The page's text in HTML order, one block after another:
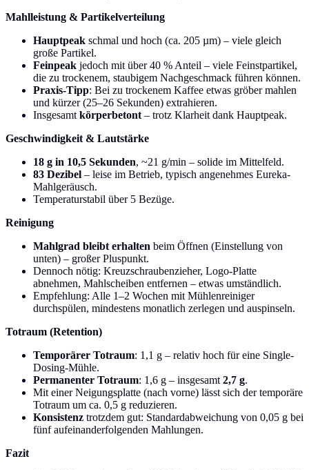
Mahlleistung & Partikelverteilung
Hauptpeak schmal und hoch (ca. 205 µm) – viele gleich
große Partikel.
Feinpeak jedoch mit über 40 % Anteil – viele Feinstpartikel,
die zu trockenem, staubigem Nachgeschmack führen können.
Praxis-Tipp: Bei zu trockenem Kaffee etwas gröber mahlen
und kürzer (25–26 Sekunden) extrahieren.
Insgesamt körperbetont – trotz Klarheit dank Hauptpeak.
Geschwindigkeit & Lautstärke
18 g in 10,5 Sekunden, ~21 g/min – solide im Mittelfeld.
83 Dezibel – leise im Betrieb, typisch angenehmes Eureka-
Mahlgeräusch.
Temperaturstabil über 5 Bezüge.
Reinigung
Mahlgrad bleibt erhalten beim Öffnen (Einstellung von
unten) – großer Pluspunkt.
Dennoch nötig: Kreuzschraubenzieher, Logo-Platte
abnehmen, Mahlscheiben entfernen – etwas umständlich.
Empfehlung: Alle 1–2 Wochen mit Mühlenreiniger
durchspülen, mindestens monatlich zerlegen und auspinseln.
Totraum (Retention)
Temporärer Totraum: 1,1 g – relativ hoch für eine Single-
Dosing-Mühle.
Permanenter Totraum: 1,6 g – insgesamt 2,7 g.
Mit einer Neigungsplatte (nach vorne) lässt sich der temporäre
Totraum um ca. 0,5 g reduzieren.
Konsistenz trotzdem gut: Standardabweichung von 0,05 g bei
fünf aufeinanderfolgenden Mahlungen.
Fazit